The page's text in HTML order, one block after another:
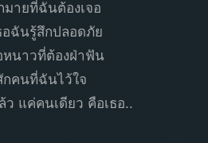
มายที่ฉันต้องเจอ
อฉันรู้สึกปลอดภัย
หนาวที่ต้องฝ่าฟัน
กคนที่ฉันไว้ใจ
ว แค่คนเดียว คือเธอ..